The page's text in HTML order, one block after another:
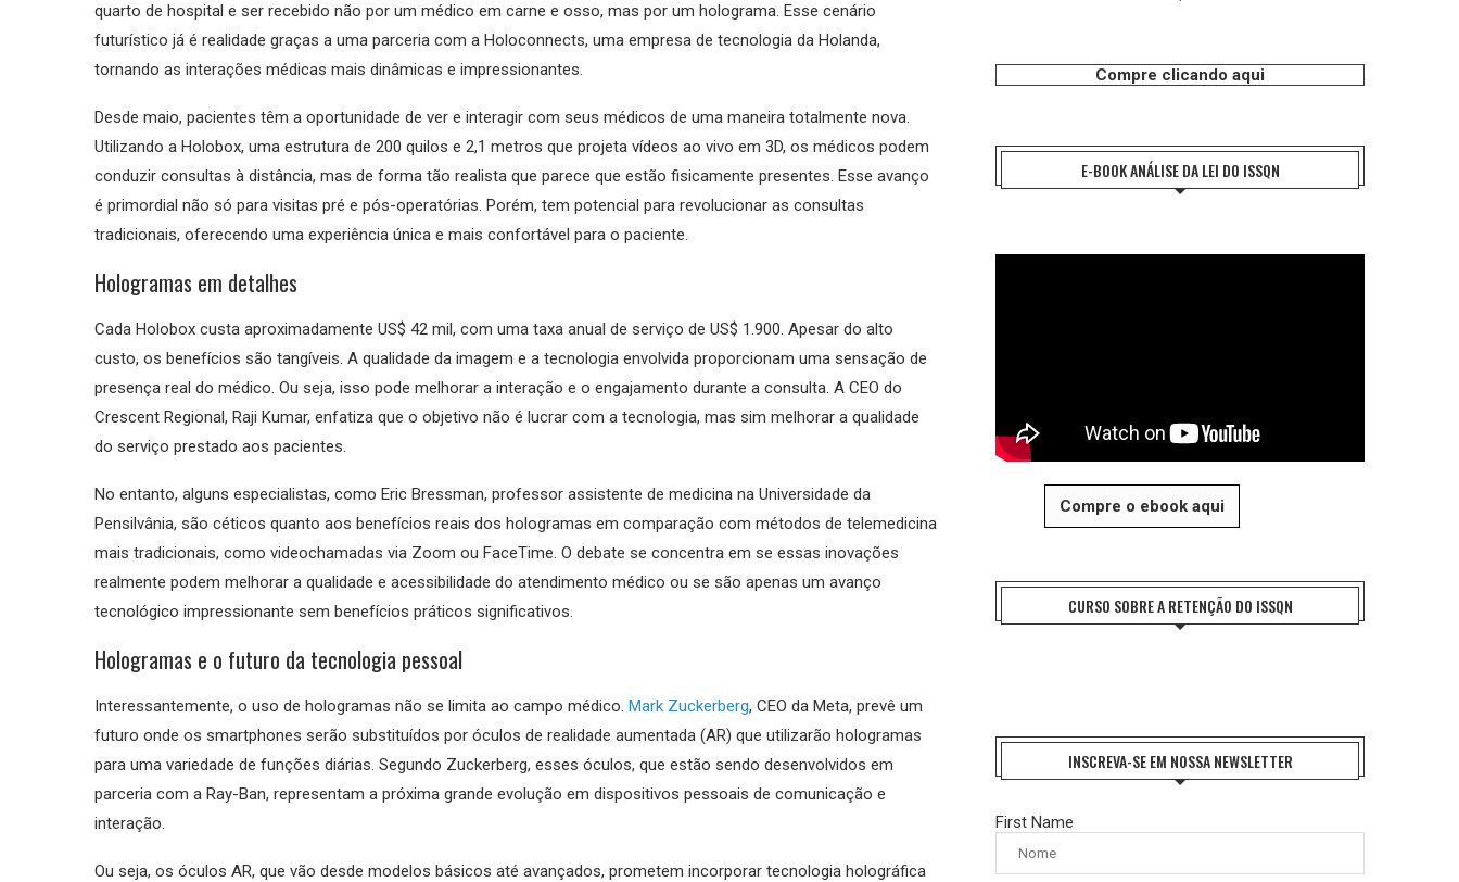
quarto de hospital e ser recebido não por um médico em carne e osso, mas por um holograma. Esse cenário
futurístico já é realidade graças a uma parceria com a Holoconnects, uma empresa de tecnologia da Holanda,
tornando as interações médicas mais dinâmicas e impressionantes.
Desde maio, pacientes têm a oportunidade de ver e interagir com seus médicos de uma maneira totalmente nova.
Utilizando a Holobox, uma estrutura de 200 quilos e 2,1 metros que projeta vídeos ao vivo em 3D, os médicos podem
conduzir consultas à distância, mas de forma tão realista que parece que estão fisicamente presentes. Esse avanço
é primordial não só para visitas pré e pós-operatórias. Porém, tem potencial para revolucionar as consultas
tradicionais, oferecendo uma experiência única e mais confortável para o paciente.
Hologramas em detalhes
Cada Holobox custa aproximadamente US$ 42 mil, com uma taxa anual de serviço de US$ 1.900. Apesar do alto
custo, os benefícios são tangíveis. A qualidade da imagem e a tecnologia envolvida proporcionam uma sensação de
presença real do médico. Ou seja, isso pode melhorar a interação e o engajamento durante a consulta. A CEO do
Crescent Regional, Raji Kumar, enfatiza que o objetivo não é lucrar com a tecnologia, mas sim melhorar a qualidade
do serviço prestado aos pacientes.
No entanto, alguns especialistas, como Eric Bressman, professor assistente de medicina na Universidade da
Pensilvânia, são céticos quanto aos benefícios reais dos hologramas em comparação com métodos de telemedicina
mais tradicionais, como videochamadas via Zoom ou FaceTime. O debate se concentra em se essas inovações
realmente podem melhorar a qualidade e acessibilidade do atendimento médico ou se são apenas um avanço
tecnológico impressionante sem benefícios práticos significativos.
Hologramas e o futuro da tecnologia pessoal
Interessantemente, o uso de hologramas não se limita ao campo médico. Mark Zuckerberg, CEO da Meta, prevê um
futuro onde os smartphones serão substituídos por óculos de realidade aumentada (AR) que utilizarão hologramas
para uma variedade de funções diárias. Segundo Zuckerberg, esses óculos, que estão sendo desenvolvidos em
parceria com a Ray-Ban, representam a próxima grande evolução em dispositivos pessoais de comunicação e
interação.
Ou seja, os óculos AR, que vão desde modelos básicos até avançados, prometem incorporar tecnologia holográfica
Compre clicando aqui
E-BOOK ANÁLISE DA LEI DO ISSQN
Compre o ebook aqui
CURSO SOBRE A RETENÇÃO DO ISSQN
INSCREVA-SE EM NOSSA NEWSLETTER
First Name